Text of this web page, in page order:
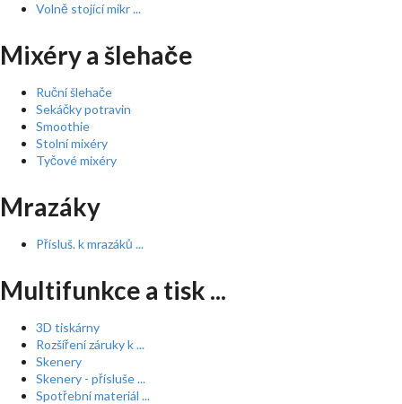
Volně stojící mikr ...
Mixéry a šlehače
Ruční šlehače
Sekáčky potravin
Smoothie
Stolní mixéry
Tyčové mixéry
Mrazáky
Přísluš. k mrazáků ...
Multifunkce a tisk ...
3D tiskárny
Rozšíření záruky k ...
Skenery
Skenery - přísluše ...
Spotřební materiál ...